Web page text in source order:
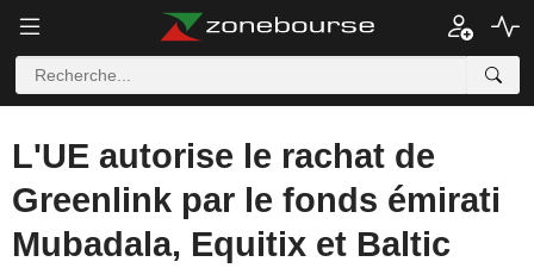
L'UE autorise le rachat de
Greenlink par le fonds émirati
Mubadala, Equitix et Baltic